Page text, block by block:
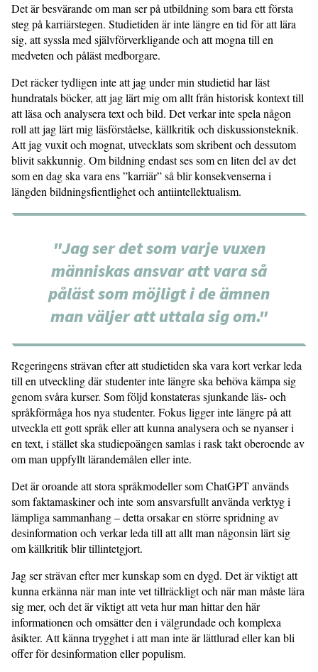
Det är besvärande om man ser på utbildning som bara ett första
steg på karriärstegen. Studietiden är inte längre en tid för att lära
sig, att syssla med självförverkligande och att mogna till en
medveten och påläst medborgare.
Det räcker tydligen inte att jag under min studietid har läst
hundratals böcker, att jag lärt mig om allt från historisk kontext till
att läsa och analysera text och bild. Det verkar inte spela någon
roll att jag lärt mig läsförståelse, källkritik och diskussionsteknik.
Att jag vuxit och mognat, utvecklats som skribent och dessutom
blivit sakkunnig. Om bildning endast ses som en liten del av det
som en dag ska vara ens ”karriär” så blir konsekvenserna i
längden bildningsfientlighet och antiintellektualism.
"Jag ser det som varje vuxen
människas ansvar att vara så
påläst som möjligt i de ämnen
man väljer att uttala sig om."
Regeringens strävan efter att studietiden ska vara kort verkar leda
till en utveckling där studenter inte längre ska behöva kämpa sig
genom svåra kurser. Som följd konstateras sjunkande läs- och
språkförmåga hos nya studenter. Fokus ligger inte längre på att
utveckla ett gott språk eller att kunna analysera och se nyanser i
en text, i stället ska studiepoängen samlas i rask takt oberoende av
om man uppfyllt lärandemålen eller inte.
Det är oroande att stora språkmodeller som ChatGPT används
som faktamaskiner och inte som ansvarsfullt använda verktyg i
lämpliga sammanhang – detta orsakar en större spridning av
desinformation och verkar leda till att allt man någonsin lärt sig
om källkritik blir tillintetgjort.
Jag ser strävan efter mer kunskap som en dygd. Det är viktigt att
kunna erkänna när man inte vet tillräckligt och när man måste lära
sig mer, och det är viktigt att veta hur man hittar den här
informationen och omsätter den i välgrundade och komplexa
åsikter. Att känna trygghet i att man inte är lättlurad eller kan bli
offer för desinformation eller populism.